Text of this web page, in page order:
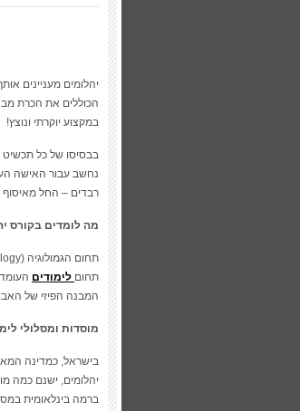
יהלומים מעניינים
הכוללים את הכרת
במקצוע יוקרתי ונוצץ!
בבסיסו של כל תכשיט
נחשב עבור האישה
רבדים – החל מאיסוף
מה לומדים בקורס
תחום הגמולוגיה (Gemology) הוא התחום מרכזי במערך זה. על כן
תחום לימודים
המבנה הפיזי של
מוסדות ומסלולי
בישראל, כמדינה
יהלומים, ישנם כמה
ברמה בינלאומית